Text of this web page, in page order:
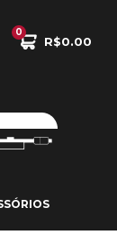
0
R$0.00